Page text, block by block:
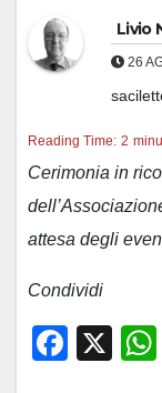
Livio
26
Reading Time: 2
Cerimonia in
attesa degli
Condividi
F
X